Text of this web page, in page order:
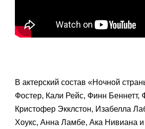
В актерский состав «Ночной
Фостер, Кали Рейс, Финн Беннетт,
Кристофер Экклстон, Изабелла
Хоукс, Анна Ламбе, Ака Нивиана и